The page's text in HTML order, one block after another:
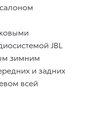
JBL
зимним
и задних
всей